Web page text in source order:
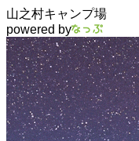
山之村キャンプ場
powered by